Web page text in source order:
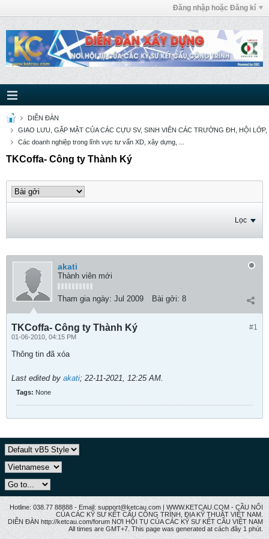
Đăng nhập hoặc Đăng kí
DIỄN ĐÀN
GIAO LƯU, GẶP MẶT CỦA CÁC CỰU SV, SINH VIÊN CÁC TRƯỜNG ĐH, HỘI LỚP,
Các doanh nghiệp trong lĩnh vực tư vấn XD, xây dựng, ...
TKCoffa- Công ty Thành Ký
Lọc
akati
Thành viên mới
Tham gia ngày: Jul 2009 Bài gởi: 8
#1
TKCoffa- Công ty Thành Ký
01-06-2010, 04:15 PM
Thông tin đã xóa
Last edited by akati; 22-11-2021, 12:25 AM.
Tags: None
Hotline: 038.77 88888 - Email: support@ketcau.com | WWW.KETCAU.COM - CẦU NỐI
CỦA CÁC KỸ SƯ KẾT CẤU CÔNG TRÌNH, ĐỊA KỸ THUẬT VIỆT NAM.
DIỄN ĐÀN http://ketcau.com/forum NƠI HỘI TỤ CỦA CÁC KỸ SƯ KẾT CÂU VIỆT NAM
All times are GMT+7. This page was generated at cách đây 1 phút.